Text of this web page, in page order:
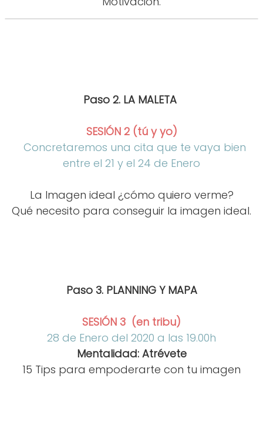
Paso 2. LA MALETA
SESIÓN 2 (tú y yo)
Concretaremos una cita que te vaya bien
entre el 21 y el 24 de Enero
La Imagen ideal ¿cómo quiero verme?
Qué necesito para conseguir la imagen ideal.
Paso 3. PLANNING Y MAPA
SESIÓN 3 (en tribu)
28 de Enero del 2020 a las 19.00h
Mentalidad: Atrévete
15 Tips para empoderarte con tu imagen